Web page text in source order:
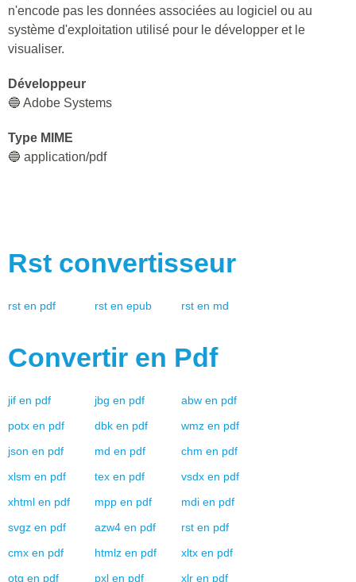
n'encode pas les données associées au logiciel ou au
système d'exploitation utilisé pour le développer et le
visualiser.
Développeur
🔵 Adobe Systems
Type MIME
🔵 application/pdf
Rst convertisseur
rst en pdf rst en epub rst en md
Convertir en Pdf
jif en pdf jbg en pdf abw en pdf
potx en pdf dbk en pdf wmz en pdf
json en pdf md en pdf chm en pdf
xlsm en pdf tex en pdf vsdx en pdf
xhtml en pdf mpp en pdf mdi en pdf
svgz en pdf azw4 en pdf rst en pdf
cmx en pdf htmlz en pdf xltx en pdf
otg en pdf pxl en pdf xlr en pdf